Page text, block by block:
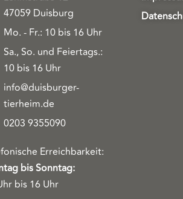
47059 Duisburg
Mo. - Fr.: 10 bis 16 Uhr
Sa., So. und Feiertags.:
10 bis 16 Uhr
info@duisburger-
tierheim.de
0203 9355090
Erreichbarkeit:
bis Sonntag:
bis 16 Uhr